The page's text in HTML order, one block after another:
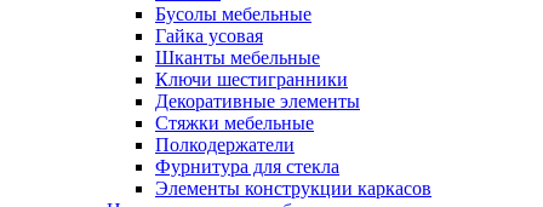
Бусолы мебельные
Гайка усовая
Шканты мебельные
Ключи шестигранники
Декоративные элементы
Стяжки мебельные
Полкодержатели
Фурнитура для стекла
Элементы конструкции каркасов